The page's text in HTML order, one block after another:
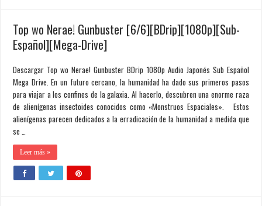
Top wo Nerae! Gunbuster [6/6][BDrip][1080p][Sub-
Español][Mega-Drive]
Descargar Top wo Nerae! Gunbuster BDrip 1080p Audio Japonés Sub Español
Mega Drive. En un futuro cercano, la humanidad ha dado sus primeros pasos
para viajar a los confines de la galaxia. Al hacerlo, descubren una enorme raza
de alienígenas insectoides conocidos como «Monstruos Espaciales». Estos
alienígenas parecen dedicados a la erradicación de la humanidad a medida que
se …
Leer más »